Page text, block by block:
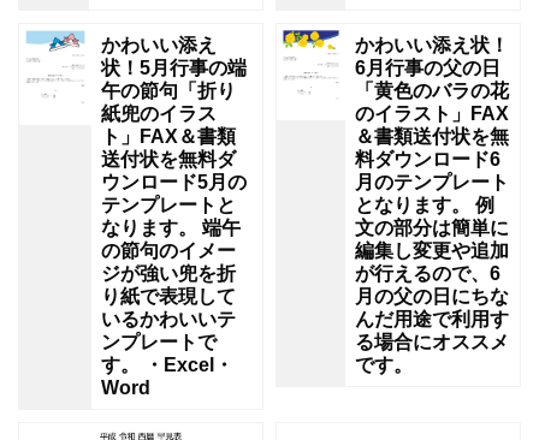
かわいい添え
状！5月行事の端
午の節句「折り
紙兜のイラス
ト」FAX＆書類
送付状を無料ダ
ウンロード5月の
テンプレートと
なります。 端午
の節句のイメー
ジが強い兜を折
り紙で表現して
いるかわいいテ
ンプレートで
す。 ・Excel・
Word
かわいい添え状！
6月行事の父の日
「黄色のバラの花
のイラスト」FAX
＆書類送付状を無
料ダウンロード6
月のテンプレート
となります。 例
文の部分は簡単に
編集し変更や追加
が行えるので、6
月の父の日にちな
んだ用途で利用す
る場合にオススメ
です。